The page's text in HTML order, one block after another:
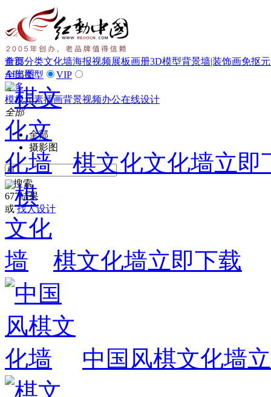
首页
AI出图
更多
模板元素插画背景视频办公在线设计
全部
全部
摄影图
 搜索
677结果
或 找人设计
全部分类文化墙海报视频展板画册3D模型背景墙|装饰画免抠
全部类型
VIP
棋文化文化墙立即
棋文化墙立即下载
中国风棋文化墙